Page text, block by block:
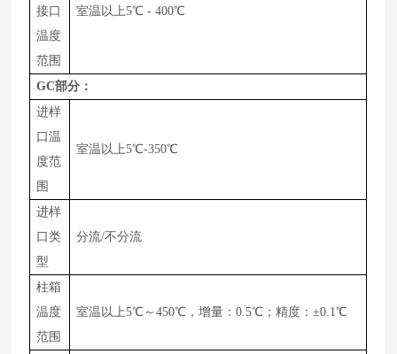
接口
温度
范围
室温以上5℃ - 400℃
GC部分：
进样
口温
度范
围
室温以上5℃-350℃
进样
口类
型
分流/不分流
柱箱
温度
范围
室温以上5℃～450℃，增量：0.5℃；精度：±0.1℃